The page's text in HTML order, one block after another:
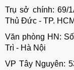
Trụ sở chính: 69/
Thủ Đức - TP. HCM
Văn phòng HN:
Trì - Hà Nội
VP Tây Nguyên: